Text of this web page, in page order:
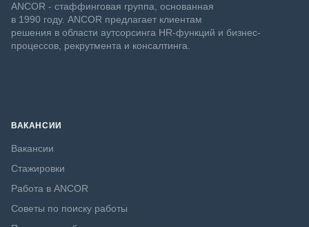
ANCOR - стаффинговая группа, основанная
в 1990 году. ANCOR предлагает клиентам
решения в области аутсорсинга HR-функций и бизнес-
процессов, рекрутмента и консалтинга.
ВАКАНСИИ
Вакансии
Стажировки
Работа в ANCOR
Советы по поиску работы